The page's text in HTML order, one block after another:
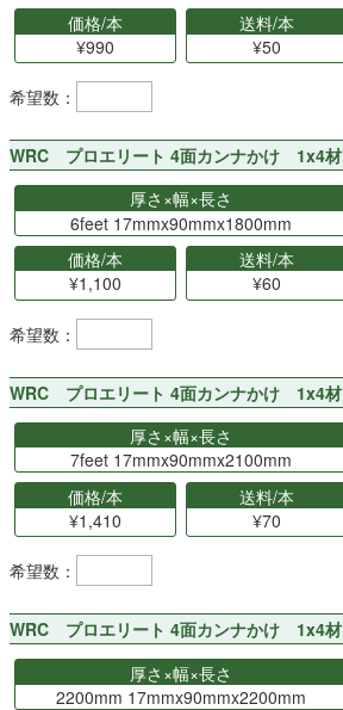
価格/本
¥990
送料/本
¥50
希望数：
WRC プロエリート 4面カンナかけ 1x4材
厚さ×幅×長さ
6feet 17mmx90mmx1800mm
価格/本
¥1,100
送料/本
¥60
希望数：
WRC プロエリート 4面カンナかけ 1x4材
厚さ×幅×長さ
7feet 17mmx90mmx2100mm
価格/本
¥1,410
送料/本
¥70
希望数：
WRC プロエリート 4面カンナかけ 1x4材
厚さ×幅×長さ
2200mm 17mmx90mmx2200mm